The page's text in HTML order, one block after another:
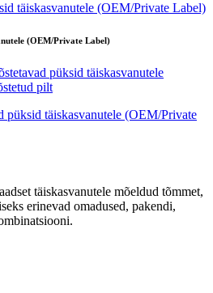
täiskasvanutele (OEM/Private Label)
(OEM/Private Label)
täiskasvanutele mõeldud tõmmet,
erinevad omadused, pakendi,